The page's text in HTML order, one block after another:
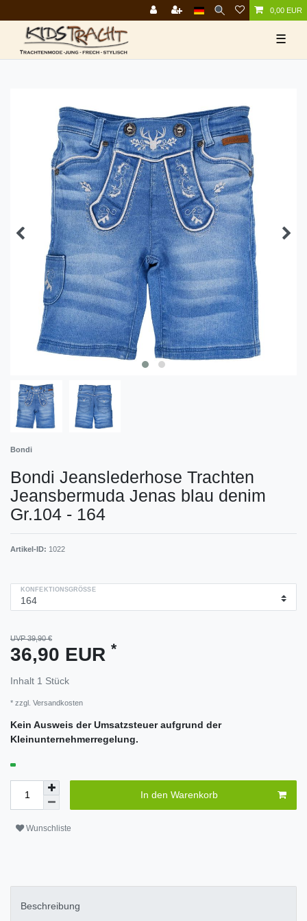
0,00 EUR
☰
Bondi
Bondi Jeanslederhose Trachten
Jeansbermuda Jenas blau denim
Gr.104 - 164
Artikel-ID: 1022
KONFEKTIONSGRÖSSE
UVP 39,90 €
36,90 EUR *
Inhalt 1 Stück
* zzgl. Versandkosten
Kein Ausweis der Umsatzsteuer aufgrund der
Kleinunternehmerregelung.
In den Warenkorb
Wunschliste
Beschreibung